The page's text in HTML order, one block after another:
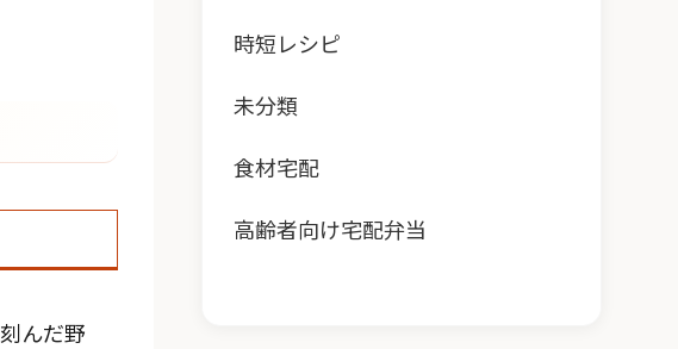
んだ野
時短レシピ
未分類
食材宅配
高齢者向け宅配弁当